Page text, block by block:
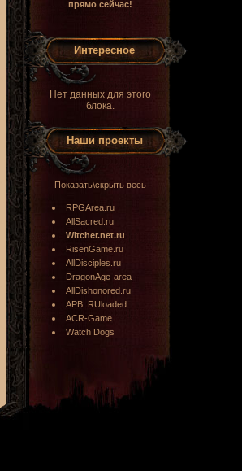
прямо сейчас!
Интересное
Нет данных для этого
блока.
Наши проекты
Показать\скрыть весь
RPGArea.ru
AllSacred.ru
Witcher.net.ru
RisenGame.ru
AllDisciples.ru
DragonAge-area
AllDishonored.ru
APB: RUloaded
ACR-Game
Watch Dogs